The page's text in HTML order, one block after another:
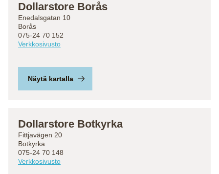
Dollarstore Borås
Enedalsgatan 10
Borås
075-24 70 152
Verkkosivusto
Näytä kartalla
Dollarstore Botkyrka
Fittjavägen 20
Botkyrka
075-24 70 148
Verkkosivusto